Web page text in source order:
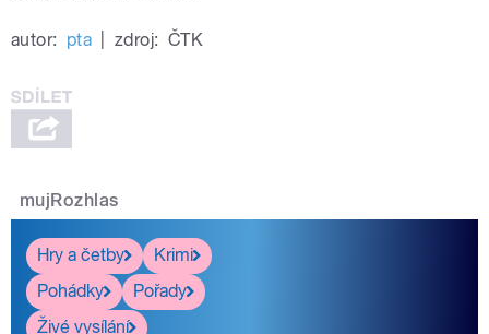
autor: pta zdroj: ČTK
mujRozhlas
Hry a četby
Krimi
Pohádky
Pořady
Živé vysílání